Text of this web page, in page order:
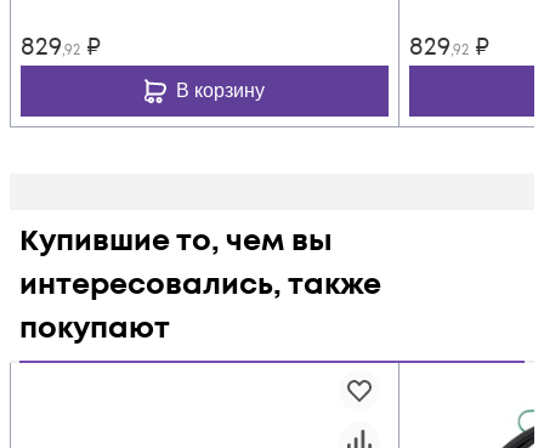
829,92 ₽
В корзину
829,92 ₽
Купившие то, чем вы
интересовались, также
покупают